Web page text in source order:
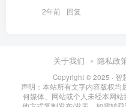
2年前 回复
关于我们 隐私政
Copyright © 2025 · 智
声明：本站所有文字内容版权均
何媒体、网站或个人未经本网